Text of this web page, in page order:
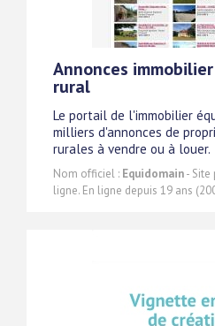
Annonces
rural
Le portail de l'immobilier
milliers d'annonces de
rurales à vendre ou à louer.
Nom officiel : Equidomain- Site
ligne. En ligne depuis 19 ans